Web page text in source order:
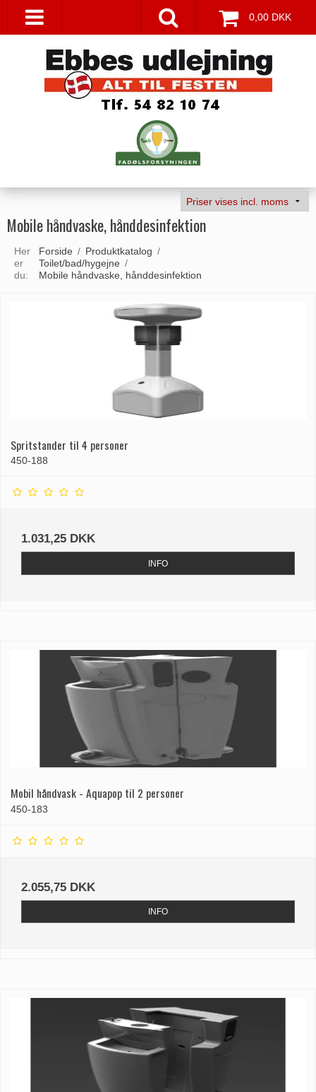
0,00 DKK
Mobile håndvaske, hånddesinfektion
Her
er
du:
Forside / Produktkatalog /
Toilet/bad/hygejne /
Mobile håndvaske, hånddesinfektion
Spritstander til 4 personer
450-188
1.031,25 DKK
INFO
Mobil håndvask - Aquapop til 2 personer
450-183
2.055,75 DKK
INFO